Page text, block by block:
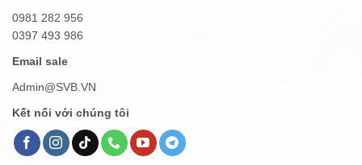
0981 282 956
0397 493 986
Email sale
Admin@SVB.VN
Kết nối với chúng tôi